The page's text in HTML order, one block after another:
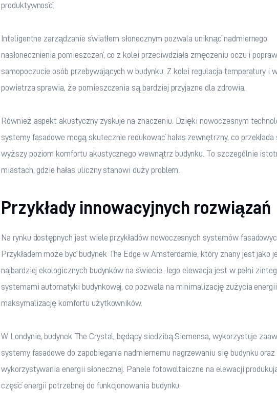
produktywność.
Inteligentne zarządzanie światłem słonecznym pozwala uniknąć nadmiernego
nasłonecznienia pomieszczeń, co z kolei przeciwdziała zmęczeniu oczu i
samopoczucie osób przebywających w budynku. Z kolei regulacja temperatury i
powietrza sprawia, że pomieszczenia są bardziej przyjazne dla zdrowia.
Również aspekt akustyczny zyskuje na znaczeniu. Dzięki nowoczesnym
systemy fasadowe mogą skutecznie redukować hałas zewnętrzny, co przekłada
wyższy poziom komfortu akustycznego wewnątrz budynku. To szczególnie
miastach, gdzie hałas uliczny stanowi duży problem.
Przykłady innowacyjnych rozwiązań
Na rynku dostępnych jest wiele przykładów nowoczesnych systemów
Przykładem może być budynek The Edge w Amsterdamie, który znany jest jako
najbardziej ekologicznych budynków na świecie. Jego elewacja jest w pełni
systemami automatyki budynkowej, co pozwala na minimalizację zużycia
maksymalizację komfortu użytkowników.
W Londynie, budynek The Crystal, będący siedzibą Siemensa, wykorzystuje
systemy fasadowe do zapobiegania nadmiernemu nagrzewaniu się budynku oraz
wykorzystywania energii słonecznej. Panele fotowoltaiczne na elewacji
część energii potrzebnej do funkcjonowania budynku.